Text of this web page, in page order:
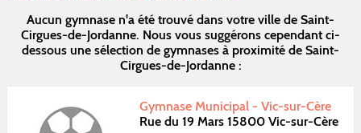
Aucun gymnase n'a été trouvé dans votre ville de Saint-
Cirgues-de-Jordanne. Nous vous suggérons cependant ci-
dessous une sélection de gymnases à proximité de Saint-
Cirgues-de-Jordanne :
Gymnase Municipal - Vic-sur-Cère
Rue du 19 Mars 15800 Vic-sur-Cère